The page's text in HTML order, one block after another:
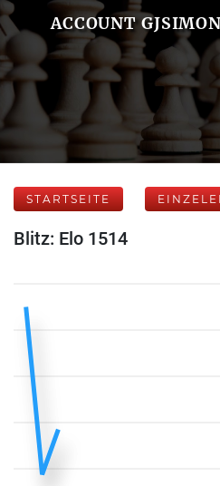
ACCOUNT GJSIMON
STARTSEITE
Blitz: Elo 1514